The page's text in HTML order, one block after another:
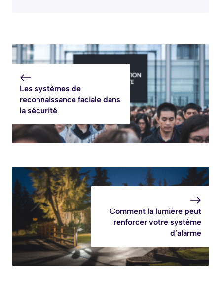
Les systèmes de
reconnaissance faciale dans
la sécurité
Comment la lumière peut
renforcer votre système
d’alarme